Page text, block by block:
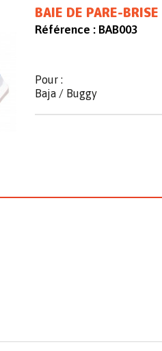
BAIE DE PARE-
Référence : BAB003
Pour :
Baja / Buggy